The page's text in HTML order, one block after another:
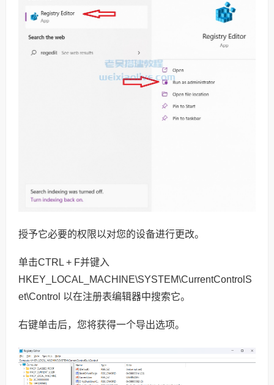
授予它必要的权限以对您的设备进行更改。
单击CTRL + F并键入
HKEY_LOCAL_MACHINE\SYSTEM\CurrentControlS
et\Control 以在注册表编辑器中搜索它。
右键单击后，您将获得一个导出选项。